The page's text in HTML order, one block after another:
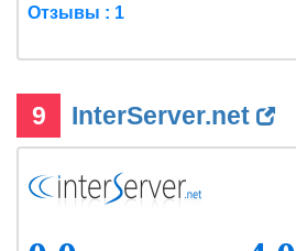
Отзывы : 1
9 InterServer.net